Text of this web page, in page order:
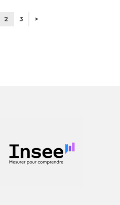
2 3 >